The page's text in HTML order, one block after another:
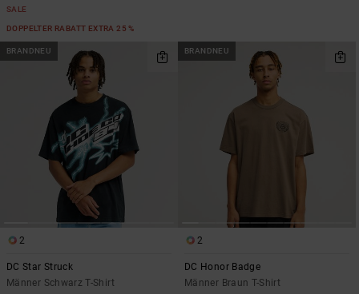
SALE
DOPPELTER RABATT EXTRA 25 %
BRANDNEU
2
DC Star Struck
Männer Schwarz T-Shirt
BRANDNEU
2
DC Honor Badge
Männer Braun T-Shirt